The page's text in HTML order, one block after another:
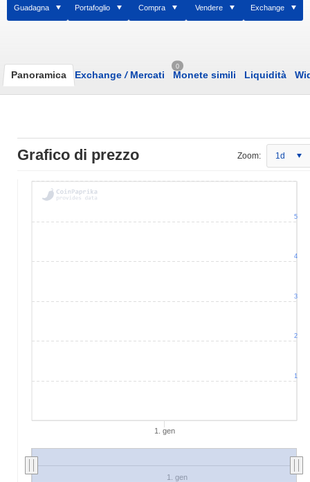
Guadagna Portafoglio Compra Vendere Exchange
Panoramica Exchange /Mercati
0
Monete simili Liquidità
Grafico di prezzo Zoom: 1d
1. gen
1. gen
1
2
3
4
5